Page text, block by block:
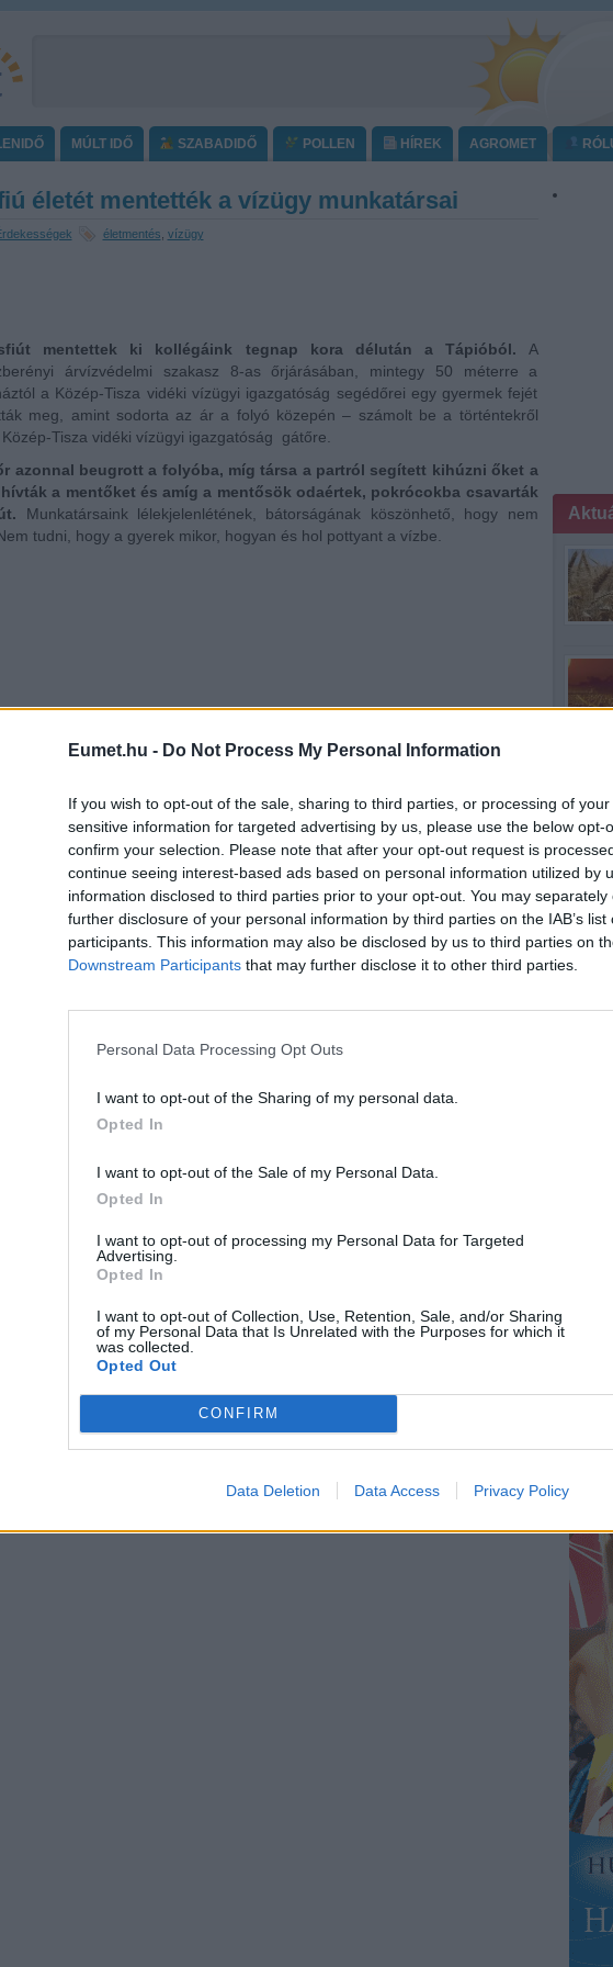
Eumet.hu - Do Not Process My Personal Information
If you wish to opt-out of the sale, sharing to third parties, or processing of
sensitive information for targeted advertising by us, please use the below opt-
confirm your selection. Please note that after your opt-out request is
continue seeing interest-based ads based on personal information utilized by
information disclosed to third parties prior to your opt-out. You may
further disclosure of your personal information by third parties on the IAB’s list
participants. This information may also be disclosed by us to third parties on
Downstream Participants that may further disclose it to other third parties.
Personal Data Processing Opt Outs
I want to opt-out of the Sharing of my personal data.
Opted In
I want to opt-out of the Sale of my Personal Data.
Opted In
I want to opt-out of processing my Personal Data for Targeted
Advertising.
Opted In
I want to opt-out of Collection, Use, Retention, Sale, and/or Sharing
of my Personal Data that Is Unrelated with the Purposes for which it
was collected.
Opted Out
CONFIRM
Data Deletion Data Access Privacy Policy
MÚLT IDŐ SZABADIDŐ POLLEN HÍREK AGROMET
életét mentették a vízügy munkatársai
életmentés vízügy
mentettek ki kollégáink tegnap kora délután a Tápióból. A
árvízvédelmi szakasz 8-as őrjárásában, mintegy 50 méterre a
a Közép-Tisza vidéki vízügyi igazgatóság segédőrei egy gyermek fejét
meg, amint sodorta az ár a folyó közepén – számolt be a történtekről
Tisza vidéki vízügyi igazgatóság gátőre.
azonnal beugrott a folyóba, míg társa a partról segített kihúzni őket a
a mentőket és amíg a mentősök odaértek, pokrócokba csavarták
Munkatársaink lélekjelenlétének, bátorságának köszönhető, hogy nem
tudni, hogy a gyerek mikor, hogyan és hol pottyant a vízbe.
mintha